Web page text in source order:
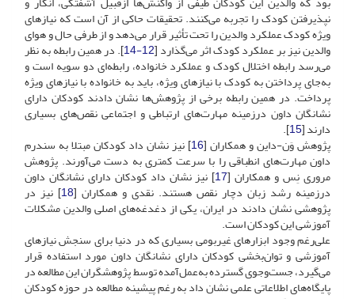
نپذیرفتن کودک را تجربه می‌کنند. تحقیقات حاکی از آن است که نیاز‌های
ویژه کودک عملکرد والدین را تحت تأثیر قرار می‌دهد و از طرفی حال ‌و هوای
والدین نیز بر عملکرد کودک اثر می‌گذارد [12-14 ]. در همین رابطه به نظر
می‌رسد رابطه اختلال کودک و عملکرد خانواده، رابطه‌ای دو سویه است و
به‌جای پرداختن به کودک با نیازهای ویژه، باید به خانواده با نیازهای ویژه
پرداخت. در همین رابطه برخی از پژوهش‌ها نشان دادند کودکان دارای
نشانگان داون درزمینه مهارت‌های ارتباطی و اجتماعی نقص‌های بسیاری
دارند [15
].
پژوهش وَن-داین و همکاران [16] نیز نشان داد کودکان مبتلا به سندرم
داون مهارت‌های انطباقی را با سرعت کمتری به دست می‌آورند. پژوهش
مروری نِس و همکاران [17] نیز نشان داد کودکان دارای نشانگان داون
درزمینه رشد زبان دچار نقص هستند. نقدی و همکاران [18] نیز در
پژوهشی نشان دادند در ایران، یکی از دغدغه‌های اصلی والدین مشکلات
آموزشی این کودکان است.
علی‌رغم وجود ابزارهای غیربومی بسیاری که در دنیا برای سنجش نیازهای
آموزشی و توان‌بخشی کودکان دارای نشانگان داون مورد استفاده قرار
می‌گیرد، جست‌وجوی گسترده به‌عمل‌آمده توسط پژوهشگران این مطالعه در
پایگاه‌های اطلاعاتی علمی نشان داد به رغم پیشینه مطالعه در حوزه کودکان